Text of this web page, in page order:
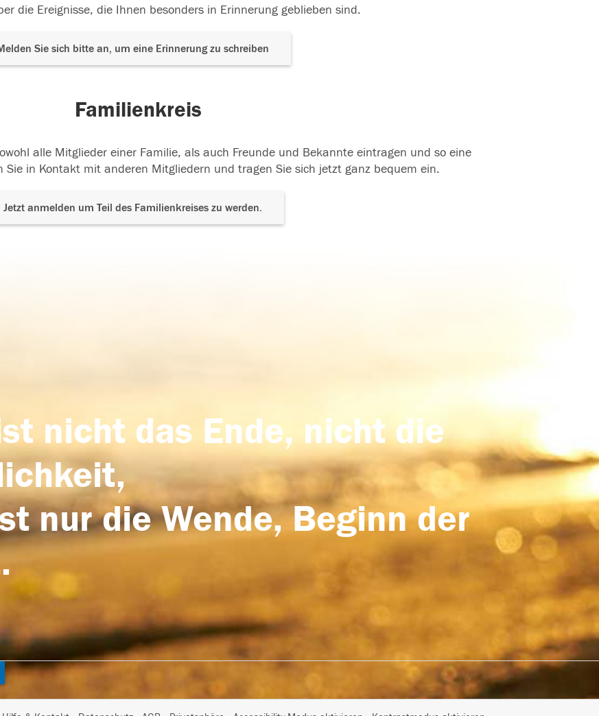
die Ereignisse, die Ihnen besonders in Erinnerung geblieben sind.
Sie sich bitte an, um eine Erinnerung zu schreiben
Familienkreis
alle Mitglieder einer Familie, als auch Freunde und Bekannte eintragen und so eine
Sie in Kontakt mit anderen Mitgliedern und tragen Sie sich jetzt ganz bequem ein.
Jetzt anmelden um Teil des Familienkreises zu werden.
nicht das Ende, nicht die
nur die Wende, Beginn der